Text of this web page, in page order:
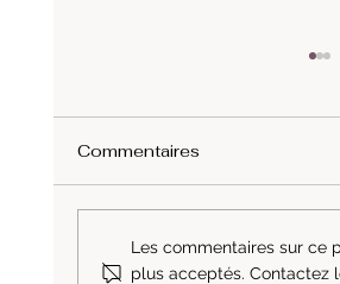
Commentaires
Les commentaires sur ce
plus acceptés. Contactez